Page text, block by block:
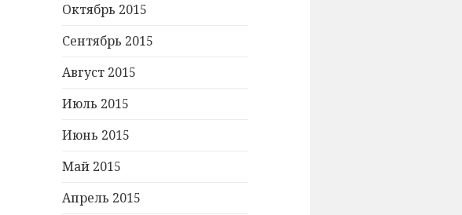
Октябрь 2015
Сентябрь 2015
Август 2015
Июль 2015
Июнь 2015
Май 2015
Апрель 2015